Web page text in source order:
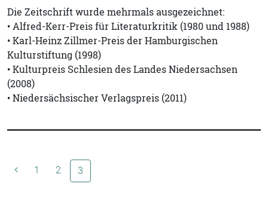
Die Zeitschrift wurde mehrmals ausgezeichnet:
• Alfred-Kerr-Preis für Literaturkritik (1980 und 1988)
• Karl-Heinz Zillmer-Preis der Hamburgischen
Kulturstiftung (1998)
• Kulturpreis Schlesien des Landes Niedersachsen
(2008)
• Niedersächsischer Verlagspreis (2011)
1 2 3